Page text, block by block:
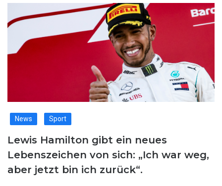
News Sport
Lewis Hamilton gibt ein neues
Lebenszeichen von sich: „Ich war weg,
aber jetzt bin ich zurück“.